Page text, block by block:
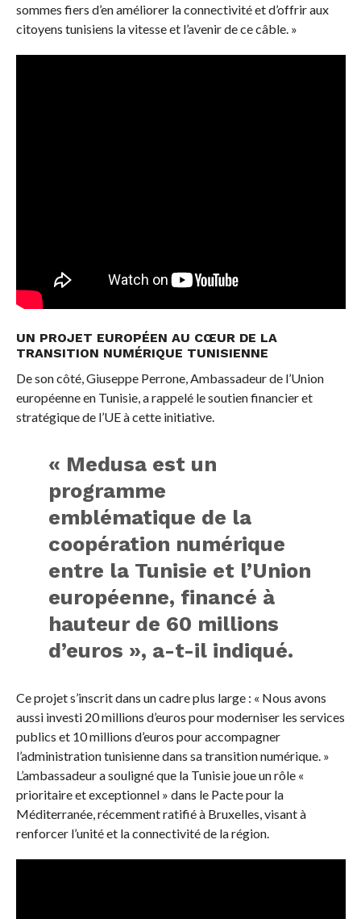
sommes fiers d’en améliorer la connectivité et d’offrir aux
citoyens tunisiens la vitesse et l’avenir de ce câble. »
UN PROJET EUROPÉEN AU CŒUR DE LA
TRANSITION NUMÉRIQUE TUNISIENNE
De son côté, Giuseppe Perrone, Ambassadeur de l’Union
européenne en Tunisie, a rappelé le soutien financier et
stratégique de l’UE à cette initiative.
« Medusa est un
programme
emblématique de la
coopération numérique
entre la Tunisie et l’Union
européenne, financé à
hauteur de 60 millions
d’euros », a-t-il indiqué.
Ce projet s’inscrit dans un cadre plus large : « Nous avons
aussi investi 20 millions d’euros pour moderniser les services
publics et 10 millions d’euros pour accompagner
l’administration tunisienne dans sa transition numérique. »
L’ambassadeur a souligné que la Tunisie joue un rôle «
prioritaire et exceptionnel » dans le Pacte pour la
Méditerranée, récemment ratifié à Bruxelles, visant à
renforcer l’unité et la connectivité de la région.